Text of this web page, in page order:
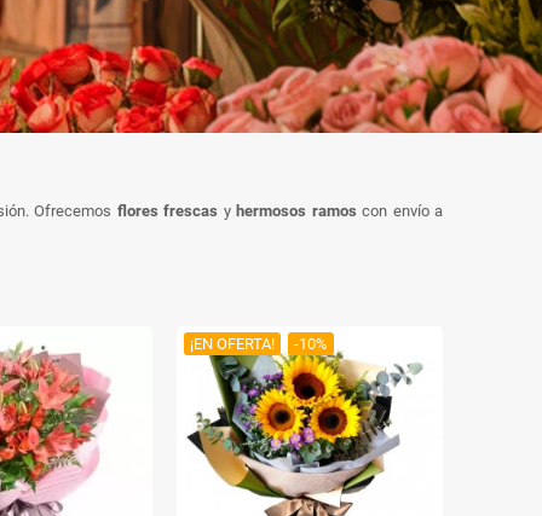
Ofrecemos flores frescas y hermosos ramos con envío a
¡EN OFERTA! -10%